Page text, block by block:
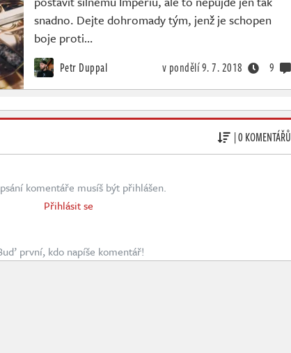
snadno. Dejte dohromady tým, jenž je schopen
boje proti…
Petr Duppal v pondělí9. 7. 2018 9
| 0 KOMENTÁŘŮ
komentáře musíš být přihlášen.
Přihlásit se
první, kdo napíše komentář!